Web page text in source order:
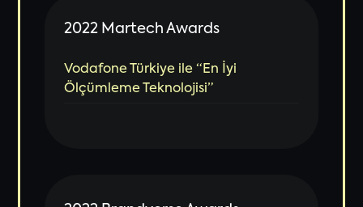
2022 Martech Awards
Vodafone Türkiye ile “En İyi
Ölçümleme Teknolojisi”